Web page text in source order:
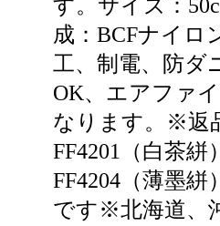
す。サイズ：
成：BCFナイロ
工、制電、防ダ
OK、エアファ
なります。※返
FF4201（白茶絣
FF4204（薄墨
です※北海道、